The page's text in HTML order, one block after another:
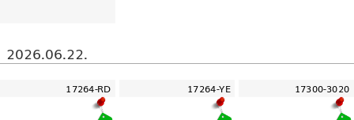
2026.06.22.
17264-RD 17264-YE 17300-3020